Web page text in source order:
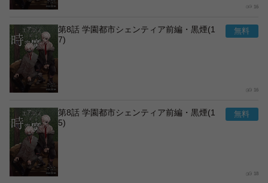
16
第8話 学園都市シェンティア前編・黒煙(1
7)
16
第8話 学園都市シェンティア前編・黒煙(1
5)
18